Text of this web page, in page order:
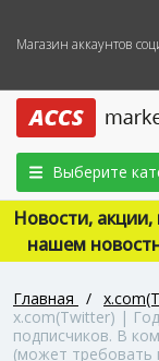
Магазин аккаунтов
Выберите
Новости,
нашем
Главная /
x.com(Twitter) | Год
подписчиков. В
(может требовать